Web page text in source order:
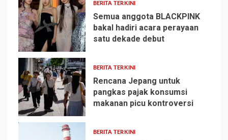
1
BERITA TERKINI
Semua anggota BLACKPINK
bakal hadiri acara perayaan
satu dekade debut
2
BERITA TERKINI
Rencana Jepang untuk
pangkas pajak konsumsi
makanan picu kontroversi
BERITA TERKINI